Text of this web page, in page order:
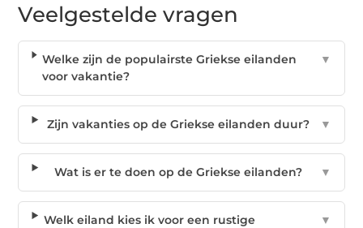
Veelgestelde vragen
Welke zijn de populairste Griekse eilanden
voor vakantie?
▼
Zijn vakanties op de Griekse eilanden duur? ▼
Wat is er te doen op de Griekse eilanden? ▼
Welk eiland kies ik voor een rustige
▼